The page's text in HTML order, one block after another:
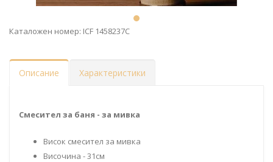
Каталожен номер: ICF 1458237C
Описание Характеристики
Смесител за баня - за мивка
Висок смесител за мивка
Височина - 31см